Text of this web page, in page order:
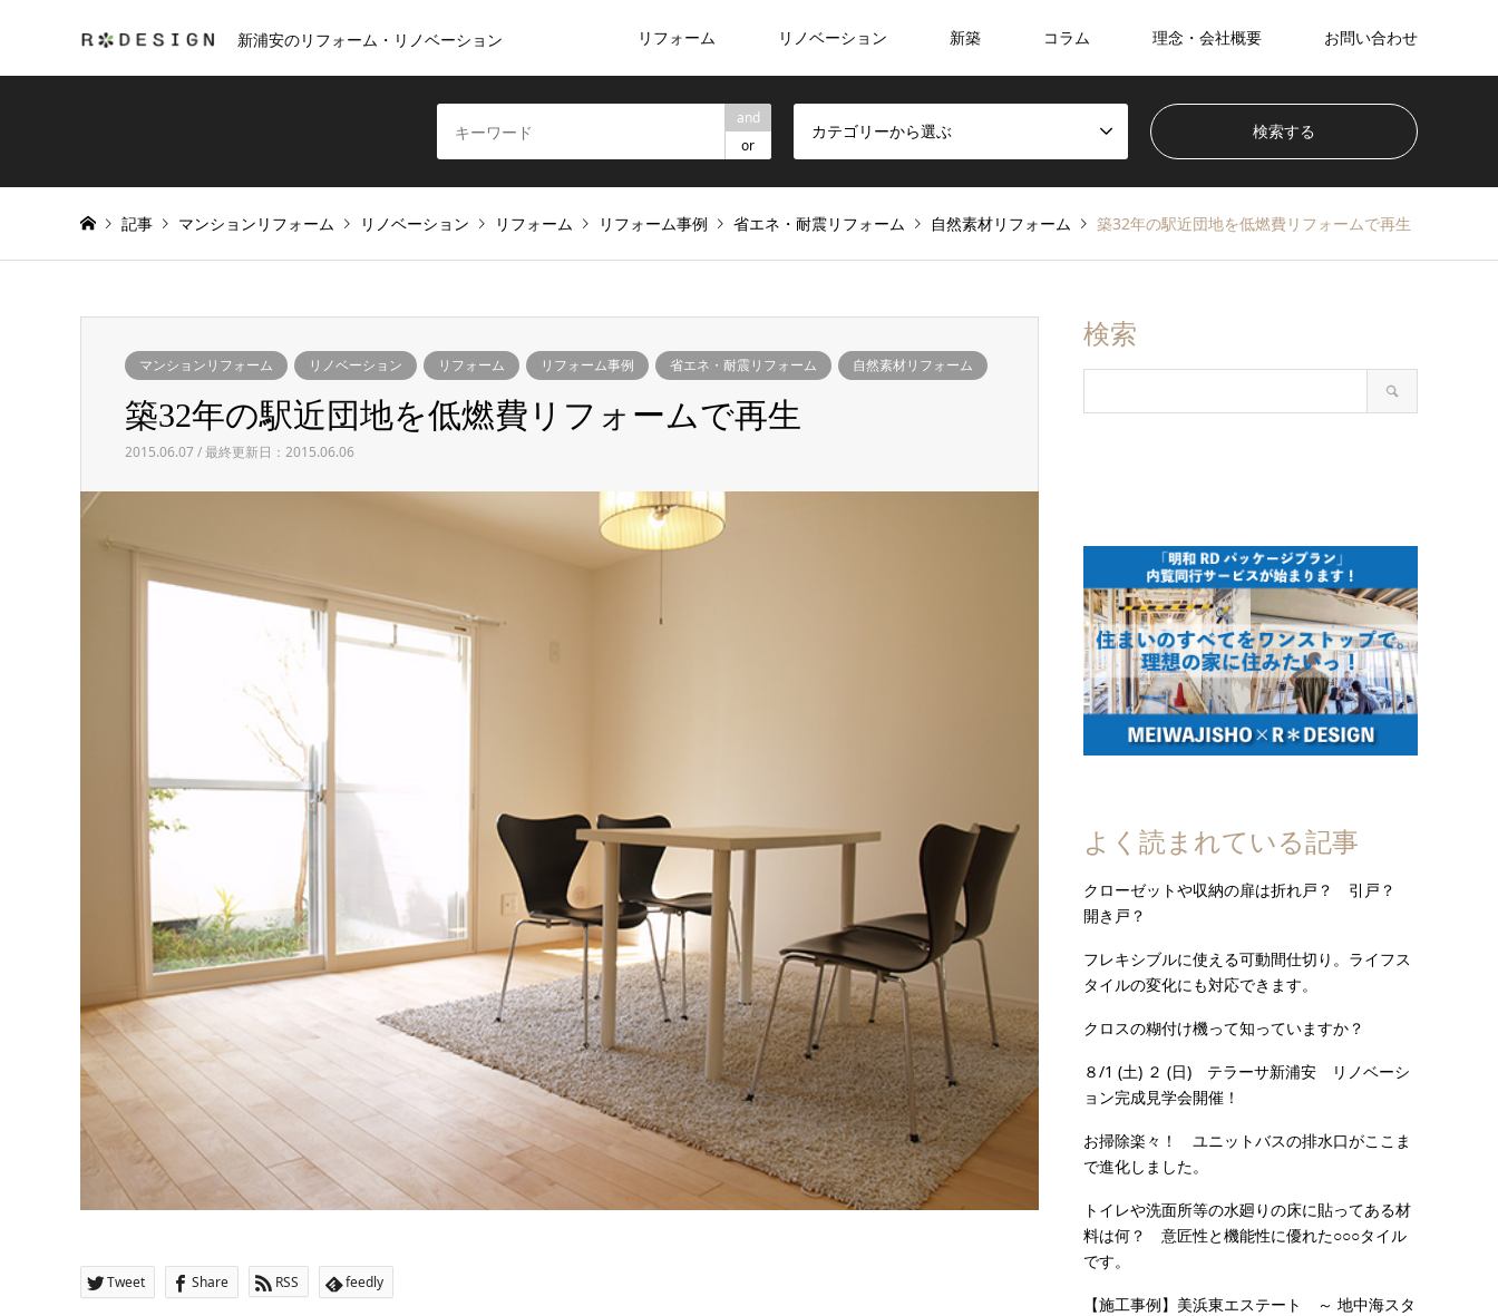
新浦安のリフォーム・リノベーション リフォーム リノベーション 新築 コラム 理念・会社概要 お問い合わせ
and
or
カテゴリーから選ぶ
記事 マンションリフォーム リノベーション リフォーム リフォーム事例 省エネ・耐震リフォーム 自然素材リフォーム 築32年の駅近団地を低燃費リフォームで再生
マンションリフォーム リノベーション リフォーム リフォーム事例 省エネ・耐震リフォーム 自然素材リフォーム
築32年の駅近団地を低燃費リフォームで再生
2015.06.07 / 最終更新日：2015.06.06
Tweet Share RSS feedly
検索
よく読まれている記事
クローゼットや収納の扉は折れ戸？ 引戸？
開き戸？
フレキシブルに使える可動間仕切り。ライフス
タイルの変化にも対応できます。
クロスの糊付け機って知っていますか？
８/1 (土) ２ (日) テラーサ新浦安 リノベーシ
ョン完成見学会開催！
お掃除楽々！ ユニットバスの排水口がここま
で進化しました。
トイレや洗面所等の水廻りの床に貼ってある材
料は何？ 意匠性と機能性に優れた○○○タイル
です。
【施工事例】美浜東エステート ～ 地中海スタ